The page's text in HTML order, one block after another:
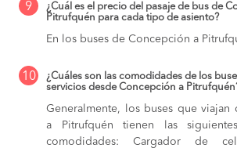
9
¿Cuál es el precio del pasaje de bus de
Pitrufquén para cada tipo de asiento?
En los buses de Concepción a
10
¿Cuáles son las comodidades de los
servicios desde Concepción a
Generalmente, los buses que viajan
a Pitrufquén tienen las
comodidades: Cargador de